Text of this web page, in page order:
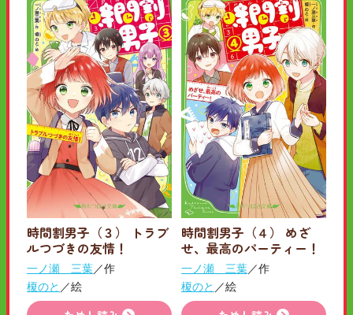
時間割男子（３） トラブ
ルつづきの友情！
一ノ瀬 三葉／作
榎のと ／絵
時間割男子（４） めざ
せ、最高のパーティー！
一ノ瀬 三葉／作
榎のと ／絵